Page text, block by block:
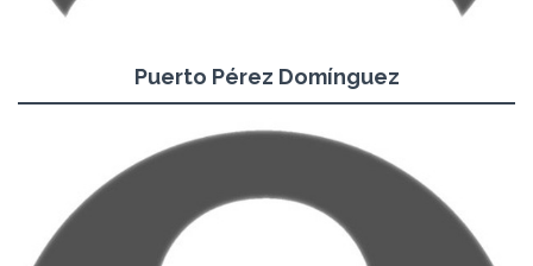
Puerto Pérez Domínguez